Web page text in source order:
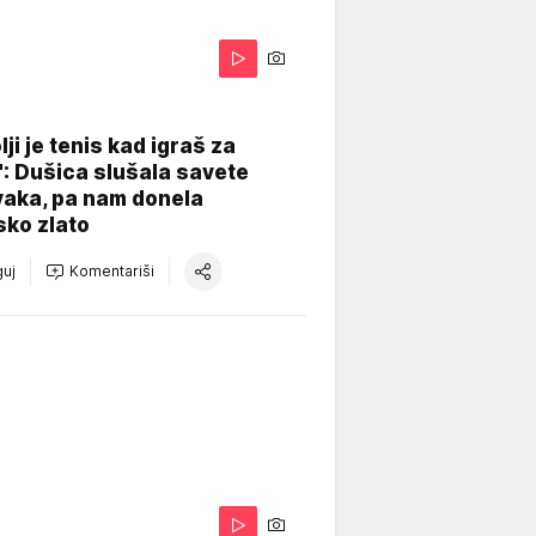
je tenis kad igraš za
Dušica slušala savete
pa nam donela
zlato
Komentariši